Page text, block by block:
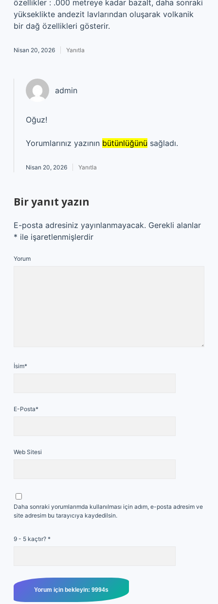
özellikler : .000 metreye kadar bazalt, daha sonraki
yükseklikte andezit lavlarından oluşarak volkanik
bir dağ özellikleri gösterir.
Nisan 20, 2026 Yanıtla
admin
Oğuz!
Yorumlarınız yazının bütünlüğünü sağladı.
Nisan 20, 2026 Yanıtla
Bir yanıt yazın
E-posta adresiniz yayınlanmayacak. Gerekli alanlar
* ile işaretlenmişlerdir
Yorum
İsim*
E-Posta*
Web Sitesi
Daha sonraki yorumlarımda kullanılması için adım, e-posta adresim ve
site adresim bu tarayıcıya kaydedilsin.
9 - 5 kaçtır? *